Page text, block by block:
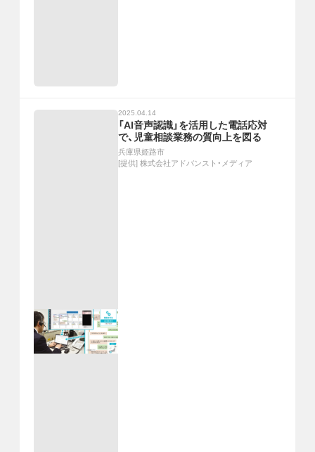
2025.04.14
「AI音声認識」を活用した電話応対
で、児童相談業務の質向上を図る
兵庫県姫路市
[提供] 株式会社アドバンスト・メディア